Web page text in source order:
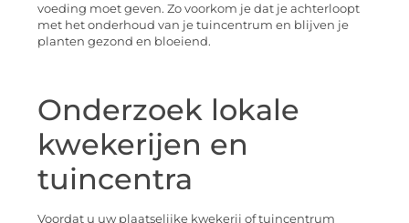
voeding moet geven. Zo voorkom je dat je achterloopt
met het onderhoud van je tuincentrum en blijven je
planten gezond en bloeiend.
Onderzoek lokale
kwekerijen en
tuincentra
Voordat u uw plaatselijke kwekerij of tuincentrum